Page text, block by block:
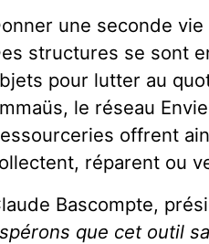
une seconde
structures se sont
pour lutter au
le réseau
offrent
réparent ou
Bascompte,
que cet outil